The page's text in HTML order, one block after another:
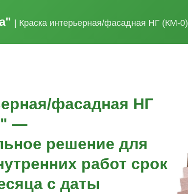
| Краска интерьерная/фасадная НГ (КМ-0)
фасадная НГ
—
решение для
работ срок
с даты